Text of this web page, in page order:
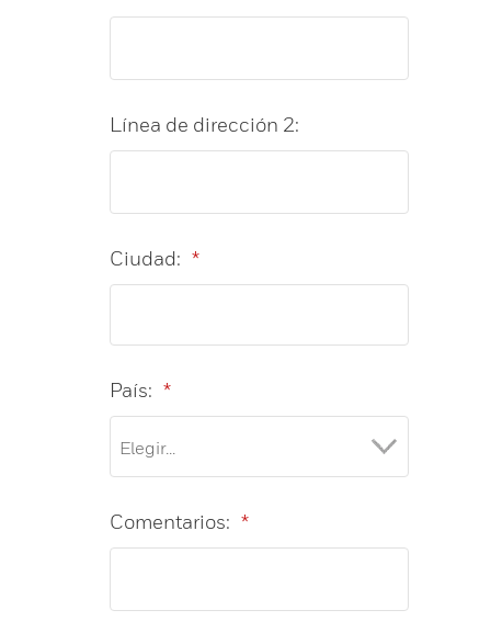
Línea de dirección 2:
*
Ciudad:
*
País:
*
Comentarios: